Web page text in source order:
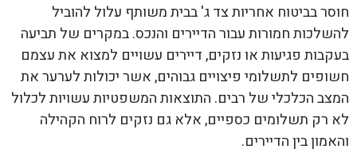
חוסר בביטוח אחריות צד ג' בבית משותף עלול להוביל
להשלכות חמורות עבור הדיירים והנכס. במקרים של תביעה
בעקבות פגיעות או נזקים, דיירים עשויים למצוא את עצמם
חשופים לתשלומי פיצויים גבוהים, אשר יכולות לערער את
המצב הכלכלי של רבים. התוצאות המשפטיות עשויות לכלול
לא רק תשלומים כספיים, אלא גם נזקים לרוח הקהילה
והאמון בין הדיירים.